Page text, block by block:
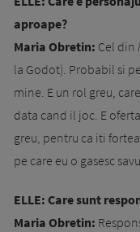
aproape?
Maria Obretin: Cel din
la Godot). Probabil si
mine. E un rol greu,
data cand il joc. E
greu, pentru ca iti
pe care eu o gasesc
ELLE: Care sunt
Maria Obretin: